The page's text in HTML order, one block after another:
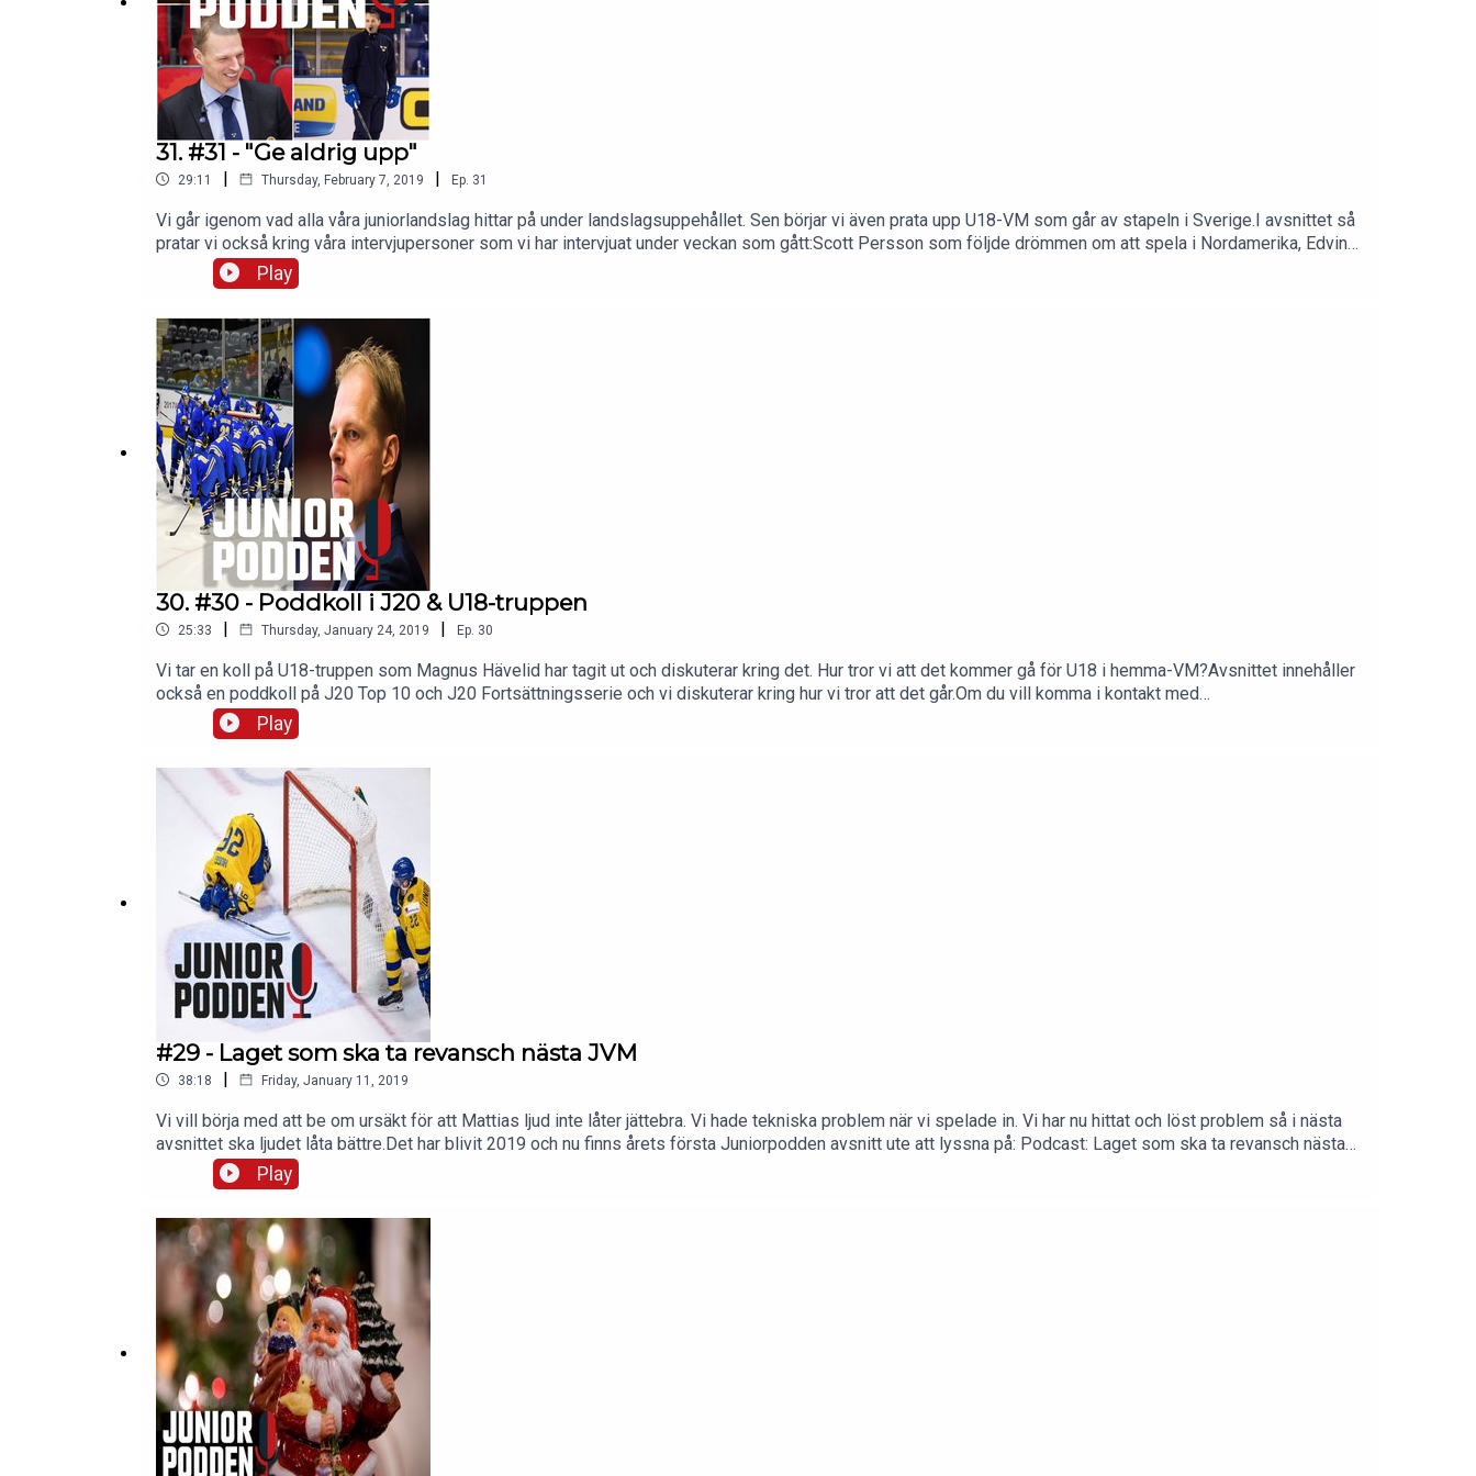
Om osspå hockeymagasinet.com
31. #31 - "Ge aldrig upp"
29:11 | Thursday, February 7, 2019 | Ep. 31
Vi går igenom vad alla våra juniorlandslag hittar på under landslagsuppehållet. Sen börjar vi även prata upp U18-VM som går av stapeln i Sverige.I avsnittet så
pratar vi också kring våra intervjupersoner som vi har intervjuat under veckan som gått:Scott Persson som följde drömmen om att spela i Nordamerika, Edvin
Falkenström som kommit tillbaka från två hjärnskakningar och en missad TV-pucksuttagning och Lukas Söderlund som inte kom in på något
elithockeygymnasium men som nu spelar hockey med U19-landslaget.Om du vill komma i kontakt med oss:Hockeymagsinet
Play
30. #30 - Poddkoll i J20 & U18-truppen
25:33 | Thursday, January 24, 2019 | Ep. 30
Vi tar en koll på U18-truppen som Magnus Hävelid har tagit ut och diskuterar kring det. Hur tror vi att det kommer gå för U18 i hemma-VM?Avsnittet innehåller
också en poddkoll på J20 Top 10 och J20 Fortsättningsserie och vi diskuterar kring hur vi tror att det går.Om du vill komma i kontakt med
oss:Hockeymagsinet på Twitter och FacebookJuniorhockeysnack (Facebook-grupp)#juniorpoddenOm oss på hockeymagasinet.com
Play
#29 - Laget som ska ta revansch nästa JVM
38:18 | Friday, January 11, 2019
Vi vill börja med att be om ursäkt för att Mattias ljud inte låter jättebra. Vi hade tekniska problem när vi spelade in. Vi har nu hittat och löst problem så i nästa
avsnittet ska ljudet låta bättre.Det har blivit 2019 och nu finns årets första Juniorpodden avsnitt ute att lyssna på: Podcast: Laget som ska ta revansch nästa
JVM.Mattias och Jonathan går igenom Juniorsvepet och diskuterar saker som hänt sedan förra avsnittet. Bland annat pratas dam U18-VM ned där
Tjejkronorna tog silver förra året.Vi snackar också ned Junior-VM. Vi diskuterar och listar också vilka vi tror kan vara med nästa år i JVM och ta revansch.Detta
på Twitter och FacebookJuniorhockeysnack (Facebook-grupp)#juniorpoddenOm oss på hockeymagasinet.com
Play